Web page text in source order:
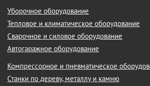
Уборочное оборудование
Тепловое и климатическое оборудование
Сварочное и силовое оборудование
Автогаражное оборудование
Компрессорное и пневматическое
Станки по дереву, металлу и камню